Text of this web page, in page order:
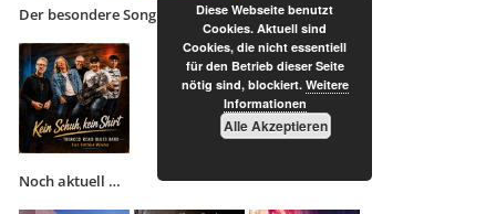
Der besondere Song
Noch aktuell …
Diese Webseite benutzt
Cookies. Aktuell sind
Cookies, die nicht essentiell
für den Betrieb dieser Seite
nötig sind, blockiert. Weitere
Informationen
Alle Akzeptieren